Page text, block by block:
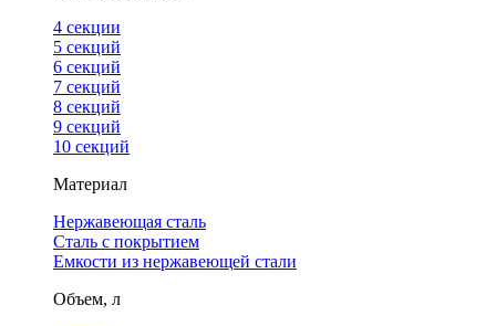
4 cекции
5 секций
6 секций
7 секций
8 секций
9 секций
10 секций
Материал
Нержавеющая сталь
Сталь с покрытием
Емкости из нержавеющей стали
Объем, л